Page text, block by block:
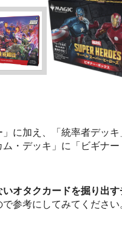
に加え、「統率者デッ
・デッキ」に「ビギナ
オタクカードを掘り出
参考にしてみてください